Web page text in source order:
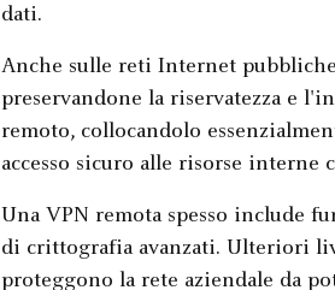
dati.
Anche sulle reti Internet
preservandone la riservatezza e
remoto, collocandolo
accesso sicuro alle risorse interne
Una VPN remota spesso include
di crittografia avanzati. Ulteriori
proteggono la rete aziendale da